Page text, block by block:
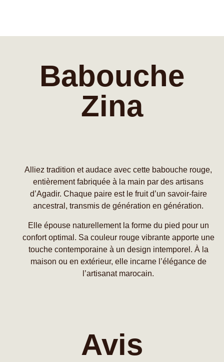
Babouche
Zina
Alliez tradition et audace avec cette babouche rouge,
entièrement fabriquée à la main par des artisans
d’Agadir. Chaque paire est le fruit d’un savoir-faire
ancestral, transmis de génération en génération.
Elle épouse naturellement la forme du pied pour un
confort optimal. Sa couleur rouge vibrante apporte une
touche contemporaine à un design intemporel. À la
maison ou en extérieur, elle incarne l’élégance de
l’artisanat marocain.
Avis